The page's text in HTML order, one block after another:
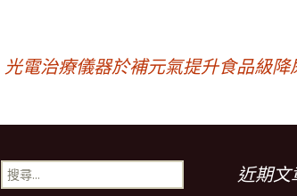
光電治療儀器於補元氣提升食品級
搜
尋
近期文